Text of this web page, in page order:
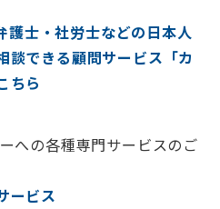
士・社労士などの日本人
談できる顧問サービス「カ
ちら
への各種専門サービスのご
ービス